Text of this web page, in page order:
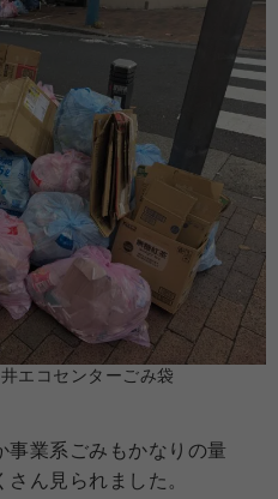
エコセンターごみ袋
事業系ごみもかなりの量
ん見られました。